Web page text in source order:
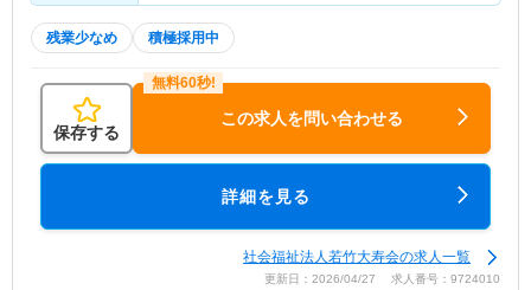
残業少なめ 積極採用中
保存する
この求人を問い合わせる
詳細を見る
社会福祉法人若竹大寿会の求人一覧
更新日：2026/04/27 求人番号：9724010